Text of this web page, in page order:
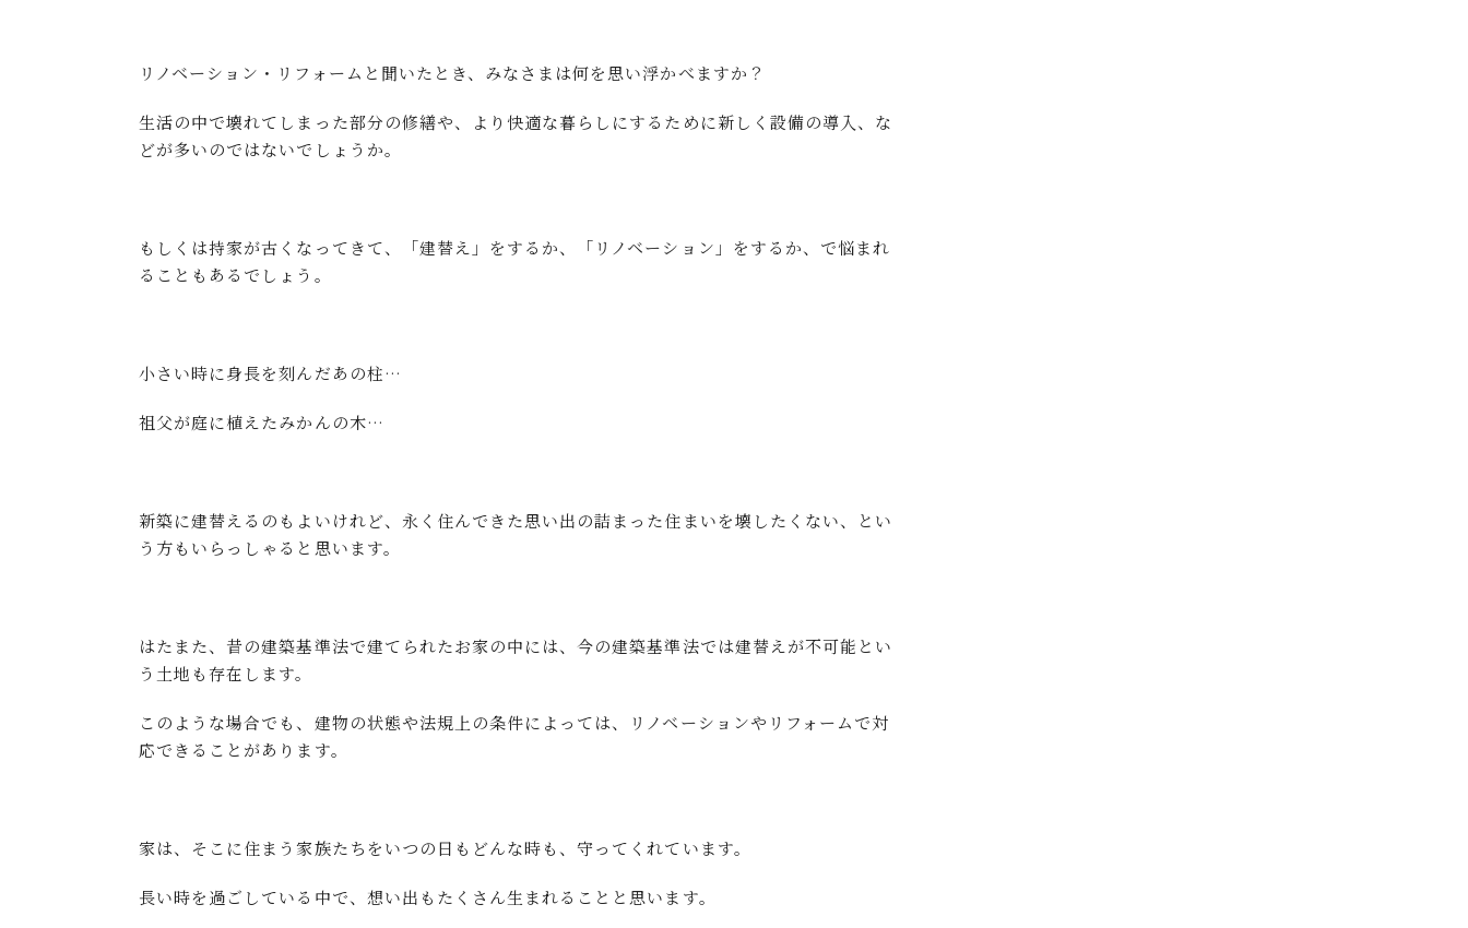
リノベーション・リフォームと聞いたとき、みなさまは何を思い浮かべますか？
生活の中で壊れてしまった部分の修繕や、より快適な暮らしにするために新しく設備の導入、な
どが多いのではないでしょうか。
もしくは持家が古くなってきて、「建替え」をするか、「リノベーション」をするか、で悩まれ
ることもあるでしょう。
小さい時に身長を刻んだあの柱…
祖父が庭に植えたみかんの木…
新築に建替えるのもよいけれど、永く住んできた思い出の詰まった住まいを壊したくない、とい
う方もいらっしゃると思います。
はたまた、昔の建築基準法で建てられたお家の中には、今の建築基準法では建替えが不可能とい
う土地も存在します。
このような場合でも、建物の状態や法規上の条件によっては、リノベーションやリフォームで対
応できることがあります。
家は、そこに住まう家族たちをいつの日もどんな時も、守ってくれています。
長い時を過ごしている中で、想い出もたくさん生まれることと思います。